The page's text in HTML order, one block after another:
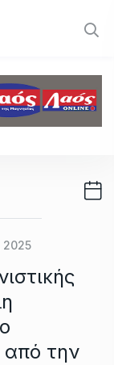
2025
από την